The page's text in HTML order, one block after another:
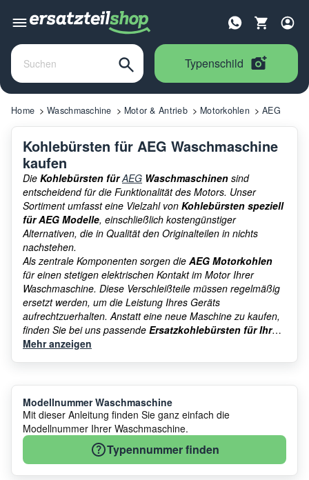
Typenschild
Home Waschmaschine Motor & Antrieb Motorkohlen AEG
Kohlebürsten für AEG Waschmaschine
kaufen
Die Kohlebürsten fürAEG Waschmaschinen sind
entscheidend für die Funktionalität des Motors. Unser
Sortiment umfasst eine Vielzahl von Kohlebürsten speziell
für AEG Modelle, einschließlich kostengünstiger
Alternativen, die in Qualität den Originalteilen in nichts
nachstehen.
Als zentrale Komponenten sorgen die AEG Motorkohlen
für einen stetigen elektrischen Kontakt im Motor Ihrer
Waschmaschine. Diese Verschleißteile müssen regelmäßig
ersetzt werden, um die Leistung Ihres Geräts
aufrechtzuerhalten. Anstatt eine neue Maschine zu kaufen,
finden Sie bei uns passende Ersatzkohlebürsten für Ihre
AEG Waschmaschine
Mehr anzeigen
Modellnummer Waschmaschine
Mit dieser Anleitung finden Sie ganz einfach die
Modellnummer Ihrer Waschmaschine.
Typennummer finden